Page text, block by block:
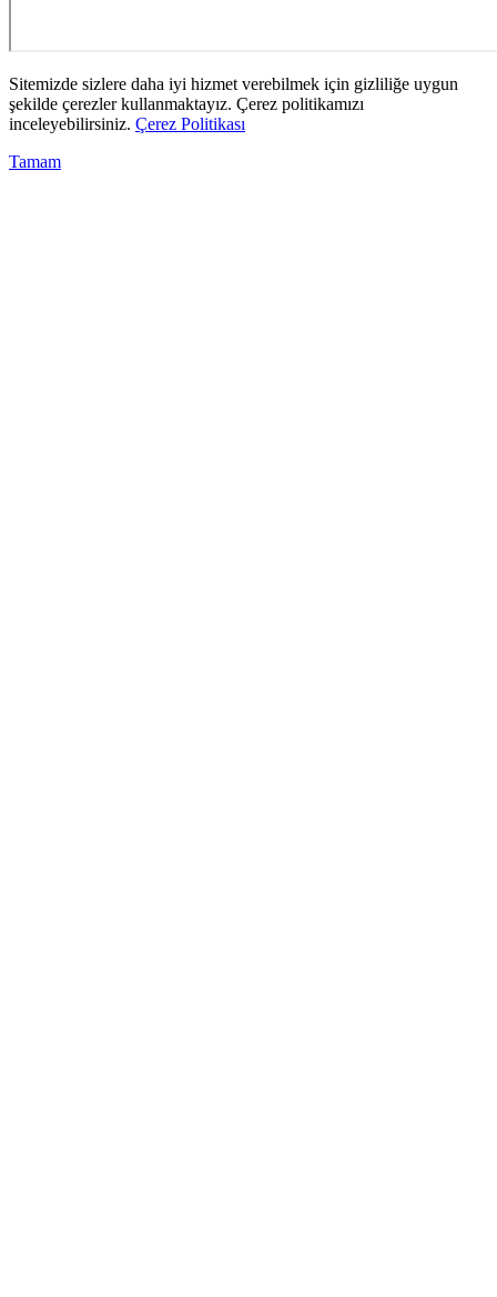
Sitemizde sizlere daha iyi hizmet verebilmek için gizliliğe uygun
şekilde çerezler kullanmaktayız. Çerez politikamızı
inceleyebilirsiniz. Çerez Politikası
Tamam